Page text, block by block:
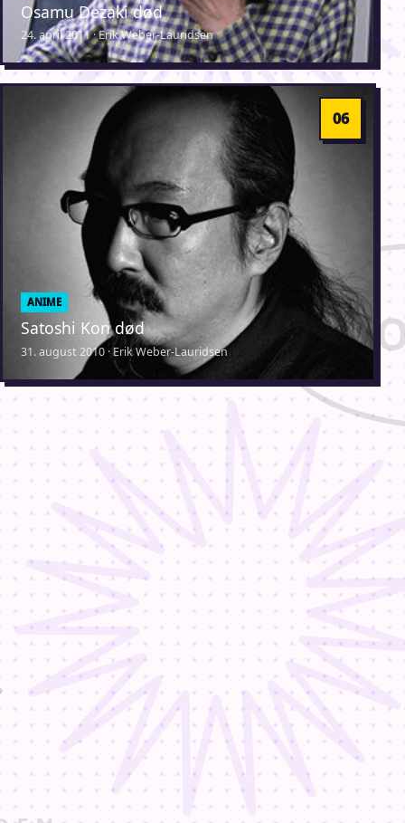
Osamu Dezaki død
24. april 2011 · Erik Weber-Lauridsen
ANIME
Satoshi Kon død
31. august 2010 · Erik Weber-Lauridsen